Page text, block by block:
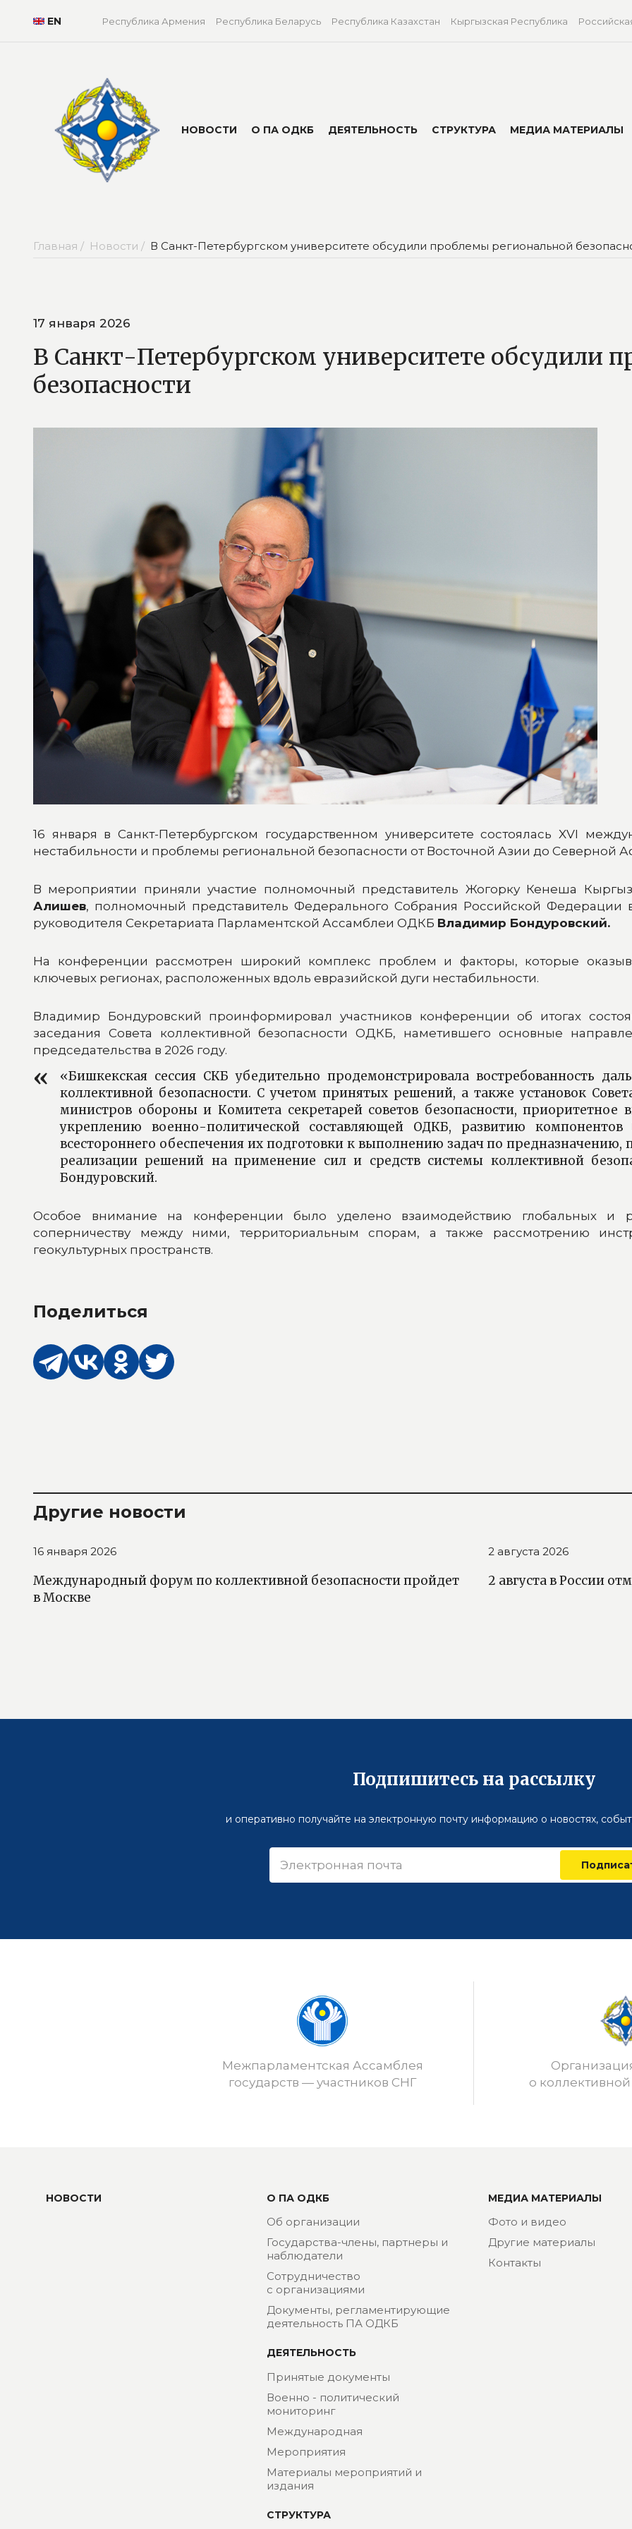
EN Республика Армения Республика Беларусь Республика Казахстан Кыргызская Республика
НОВОСТИ О ПА ОДКБ ДЕЯТЕЛЬНОСТЬ СТРУКТУРА МЕДИА МАТЕРИАЛЫ
Главная / Новости / В Санкт-Петербургском университете обсудили проблемы региональной
17 января 2026
В Санкт-Петербургском университете обсудили
безопасности
16 января в Санкт-Петербургском государственном университете состоялась XVI
нестабильности и проблемы региональной безопасности от Восточной Азии до Северной
В мероприятии приняли участие полномочный представитель Жогорку Кенеша
Алишев, полномочный представитель Федерального Собрания Российской
руководителя Секретариата Парламентской Ассамблеи ОДКБ Владимир Бондуровский.
На конференции рассмотрен широкий комплекс проблем и факторы, которые
ключевых регионах, расположенных вдоль евразийской дуги нестабильности.
Владимир Бондуровский проинформировал участников конференции об итогах
заседания Совета коллективной безопасности ОДКБ, наметившего основные
председательства в 2026 году.
«Бишкекская сессия СКБ убедительно продемонстрировала востребованность
коллективной безопасности. С учетом принятых решений, а также установок
министров обороны и Комитета секретарей советов безопасности, приоритетное
укреплению военно-политической составляющей ОДКБ, развитию
всестороннего обеспечения их подготовки к выполнению задач по
реализации решений на применение сил и средств системы коллективной
Бондуровский.
Особое внимание на конференции было уделено взаимодействию глобальных и
соперничеству между ними, территориальным спорам, а также рассмотрению
геокультурных пространств.
Поделиться
Другие новости
16 января 2026
Международный форум по коллективной безопасности пройдет
в Москве
2 августа 2026
2 августа в России
Подпишитесь на рассылку
и оперативно получайте на электронную почту информацию о новостях,
Межпарламентская Ассамблея
государств — участников СНГ
о
НОВОСТИ О ПА ОДКБ
Об организации
Государства-члены, партнеры и
наблюдатели
Сотрудничество
с организациями
Документы, регламентирующие
деятельность ПА ОДКБ
ДЕЯТЕЛЬНОСТЬ
Принятые документы
Военно - политический
мониторинг
Международная
Мероприятия
Материалы мероприятий и
издания
СТРУКТУРА
МЕДИА МАТЕРИАЛЫ
Фото и видео
Другие материалы
Контакты